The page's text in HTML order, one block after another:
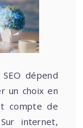
dépend
un choix en
compte de
internet,